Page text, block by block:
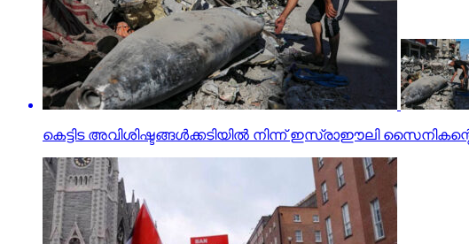
കെട്ടിട അവിശിഷ്ടങ്ങള്‍ക്കടിയില്‍ നിന്ന് ഇസ്രാഈലി